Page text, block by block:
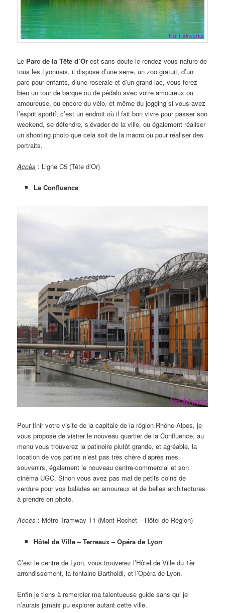
Le Parc de la Tête d’Or est sans doute le rendez-vous nature de
tous les Lyonnais, il dispose d’une serre, un zoo gratuit, d’un
parc pour enfants, d’une roseraie et d’un grand lac, vous ferez
bien un tour de barque ou de pédalo avec votre amoureux ou
amoureuse, ou encore du vélo, et même du jogging si vous avez
l’esprit sportif, c’est un endroit où il fait bon vivre pour passer son
weekend, se détendre, s’évader de la ville, ou également réaliser
un shooting photo que cela soit de la macro ou pour réaliser des
portraits.
Accès : Ligne C5 (Tête d’Or)
La Confluence
Pour finir votre visite de la capitale de la région Rhône-Alpes, je
vous propose de visiter le nouveau quartier de la Confluence, au
menu vous trouverez la patinoire plutôt grande, et agréable, la
location de vos patins n’est pas très chère d’après mes
souvenirs, également le nouveau centre-commercial et son
cinéma UGC. Sinon vous avez pas mal de petits coins de
verdure pour vos balades en amoureux et de belles architectures
à prendre en photo.
Accès : Métro Tramway T1 (Mont-Rochet – Hôtel de Région)
Hôtel de Ville – Terreaux – Opéra de Lyon
C’est le centre de Lyon, vous trouverez l’Hôtel de Ville du 1èr
arrondissement, la fontaine Bartholdi, et l’Opéra de Lyon.
Enfin je tiens à remercier ma talentueuse guide sans qui je
n’aurais jamais pu explorer autant cette ville.